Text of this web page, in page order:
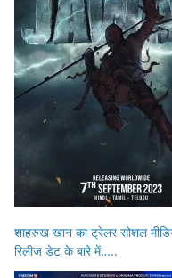
शाहरुख खान का ट्रेलर सोशल
रिलीज डेट के बारे में…..